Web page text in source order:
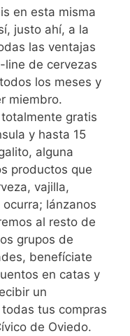
en esta misma
justo ahí, a la
las ventajas
line de cervezas
los meses y
miembro.
gratis
y hasta 15
alguna
productos que
vajilla,
lánzanos
al resto de
grupos de
benefíciate
en catas y
un
tus compras
de Oviedo.